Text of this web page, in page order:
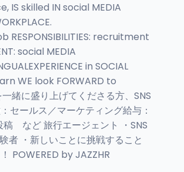
IS skilled IN social MEDIA
RESPONSIBILITIES: recruitment
social MEDIA
in SOCIAL
WE look FORWARD to
緒に盛り上げてくださる方、SNS
セールス／マーケティング給与：
など 旅行エージェント ・SNS
者 ・新しいことに挑戦すること
POWERED by JAZZHR